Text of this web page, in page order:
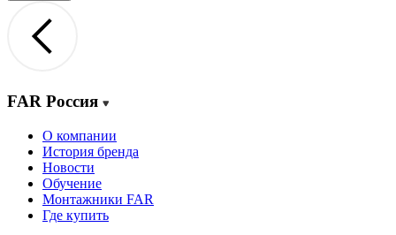
FAR Россия
О компании
История бренда
Новости
Обучение
Монтажники FAR
Где купить